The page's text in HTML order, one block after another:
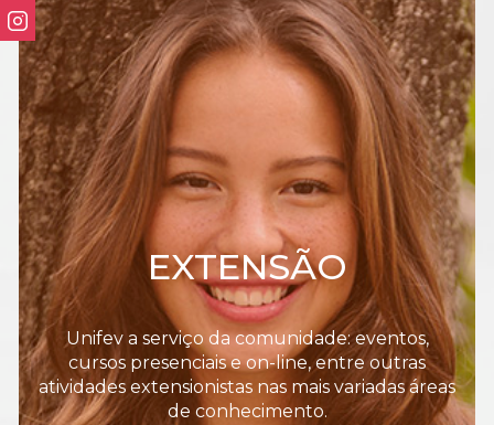
EXTENSÃO
Unifev a serviço da comunidade: eventos,
cursos presenciais e on-line, entre outras
atividades extensionistas nas mais variadas áreas
de conhecimento.